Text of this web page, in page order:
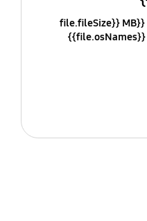
{{file.fileSize}} MB
{{file.osNames}}